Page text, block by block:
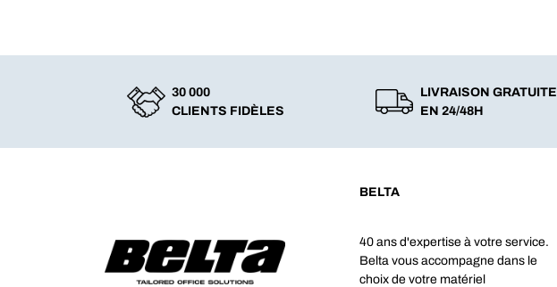
30 000
CLIENTS FIDÈLES
LIVRAISON GRATUITE
EN 24/48H
BELTA
40 ans d'expertise à votre service.
Belta vous accompagne dans le
choix de votre matériel